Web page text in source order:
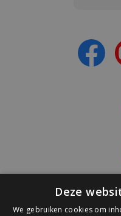
Deze
We gebruiken cookies om